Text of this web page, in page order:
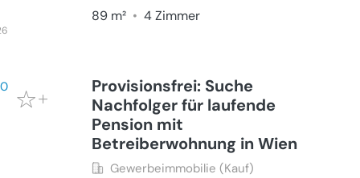
89 m² • 4 Zimmer
Provisionsfrei: Suche
Nachfolger für laufende
Pension mit
Betreiberwohnung in Wien
Gewerbeimmobilie (Kauf)